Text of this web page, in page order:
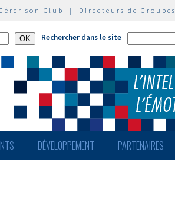
son Club | Directeurs de Groupes
Rechercher dans le site
DÉVELOPPEMENT PARTENAIRES